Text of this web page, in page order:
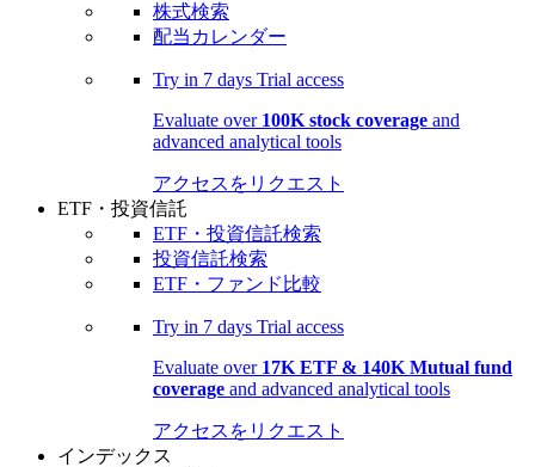
株式検索
配当カレンダー
Try in 7 days Trial access
Evaluate over 100K stock coverage and
advanced analytical tools
アクセスをリクエスト
ETF・投資信託
ETF・投資信託検索
投資信託検索
ETF・ファンド比較
Try in 7 days Trial access
Evaluate over 17K ETF & 140K Mutual fund
coverage and advanced analytical tools
アクセスをリクエスト
インデックス